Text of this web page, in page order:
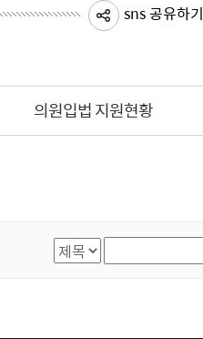
sns 공유하기
의원입법 지원현황